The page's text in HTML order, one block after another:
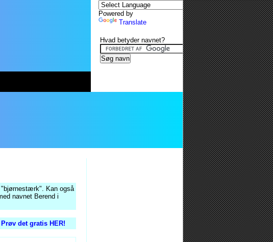
"bjørnestærk". Kan også
navnet Berend i
det gratis HER!
Powered by
Translate
Hvad betyder navnet?